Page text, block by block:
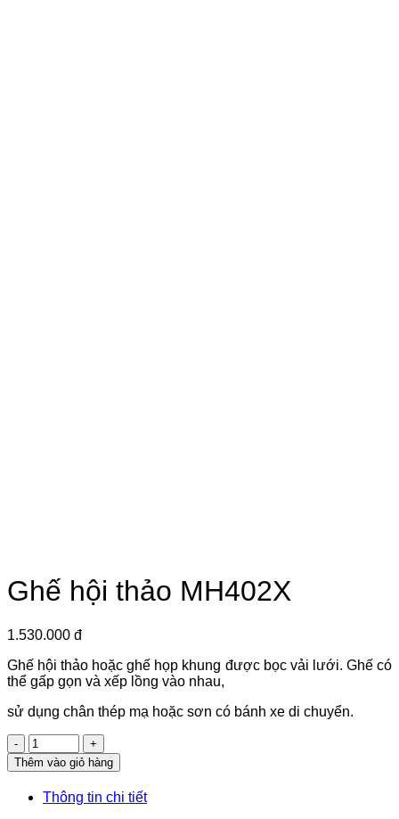
Ghế hội thảo MH402X
1.530.000 đ
Ghế hội thảo hoặc ghế họp khung được bọc vải lưới. Ghế có
thể gấp gọn và xếp lồng vào nhau,
sử dụng chân thép mạ hoặc sơn có bánh xe di chuyển.
Số
lượng
Thêm vào giỏ hàng
Thông tin chi tiết